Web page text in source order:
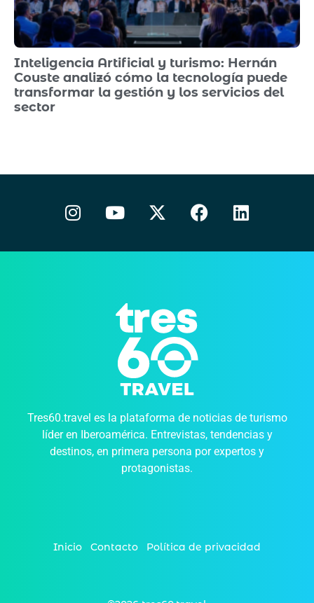
Inteligencia Artificial y turismo: Hernán
Couste analizó cómo la tecnología puede
transformar la gestión y los servicios del
sector
Tres60.travel es la plataforma de noticias de turismo
líder en Iberoamérica. Entrevistas, tendencias y
destinos, en primera persona por expertos y
protagonistas.
Inicio Contacto Política de privacidad